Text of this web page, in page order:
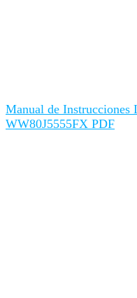
Manual de Instrucciones
WW80J5555FX PDF